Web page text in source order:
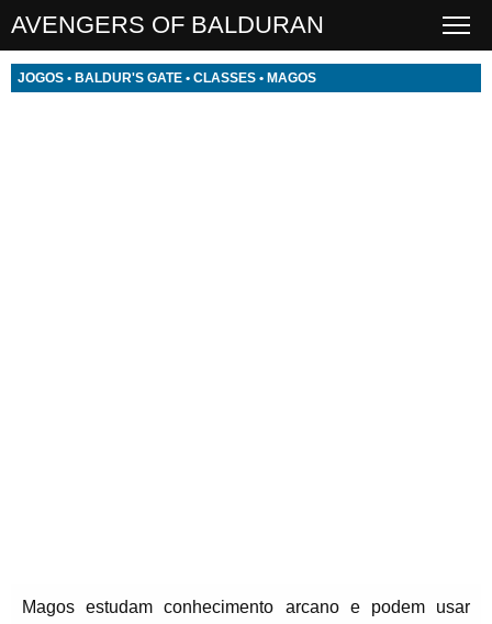
AVENGERS OF BALDURAN
JOGOS • BALDUR'S GATE • CLASSES • MAGOS
Magos estudam conhecimento arcano e podem usar